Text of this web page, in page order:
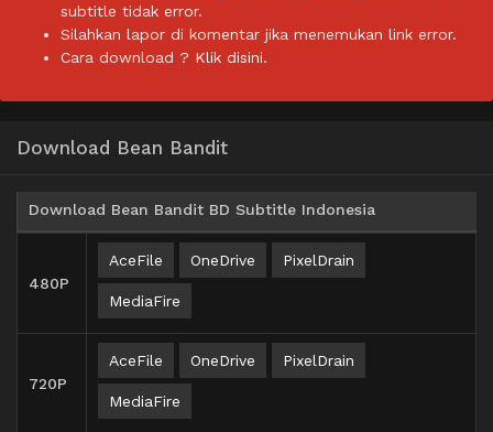
subtitle tidak error.
Silahkan lapor di komentar jika menemukan link error.
Cara download ? Klik disini.
Download Bean Bandit
Download Bean Bandit BD Subtitle Indonesia
480P
AceFile OneDrive PixelDrain
MediaFire
720P
AceFile OneDrive PixelDrain
MediaFire